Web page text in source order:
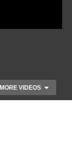
MORE VIDEOS